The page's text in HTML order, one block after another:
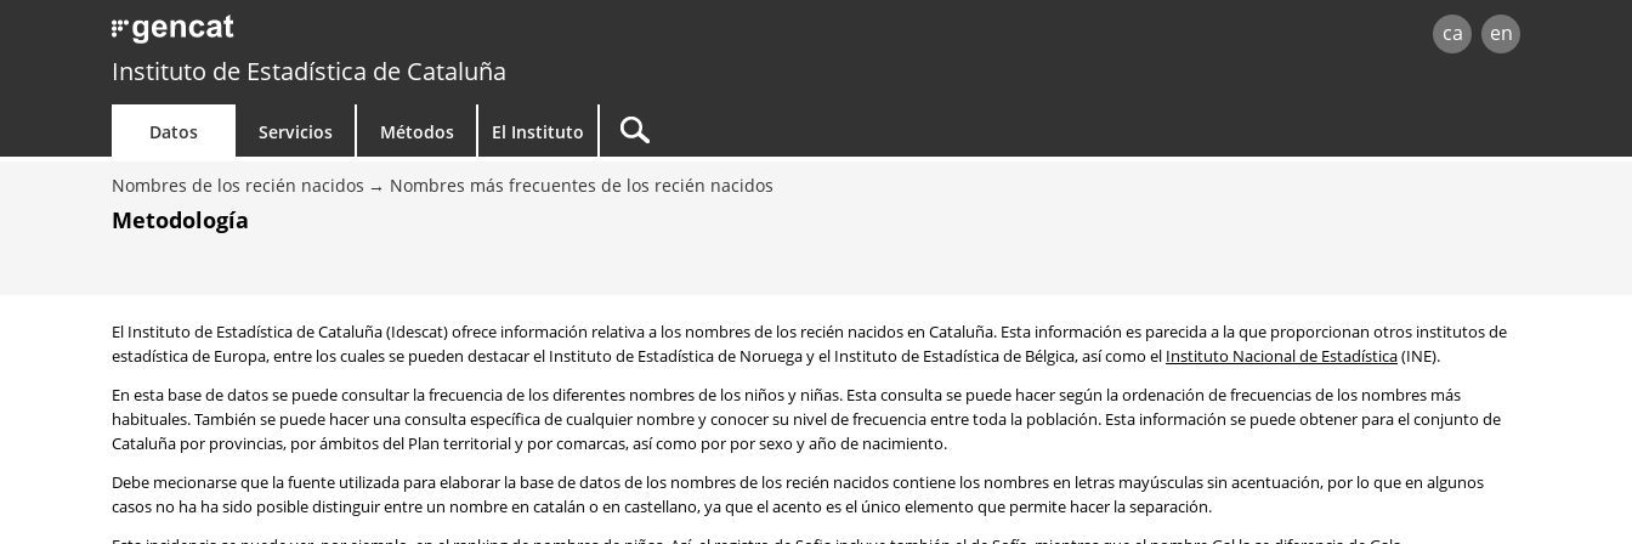
ca en
Instituto de Estadística de Cataluña
Datos Servicios Métodos El Instituto
Nombres de los recién nacidos Nombres más frecuentes de los recién nacidos
Metodología
El Instituto de Estadística de Cataluña (Idescat) ofrece información relativa a los nombres de los recién nacidos en Cataluña. Esta información es parecida a la que proporcionan otros institutos de
estadística de Europa, entre los cuales se pueden destacar el Instituto de Estadística de Noruega y el Instituto de Estadística de Bélgica, así como el Instituto Nacional de Estadística(INE).
En esta base de datos se puede consultar la frecuencia de los diferentes nombres de los niños y niñas. Esta consulta se puede hacer según la ordenación de frecuencias de los nombres más
habituales. También se puede hacer una consulta específica de cualquier nombre y conocer su nivel de frecuencia entre toda la población. Esta información se puede obtener para el conjunto de
Cataluña por provincias, por ámbitos del Plan territorial y por comarcas, así como por por sexo y año de nacimiento.
Debe mecionarse que la fuente utilizada para elaborar la base de datos de los nombres de los recién nacidos contiene los nombres en letras mayúsculas sin acentuación, por lo que en algunos
casos no ha ha sido posible distinguir entre un nombre en catalán o en castellano, ya que el acento es el único elemento que permite hacer la separación.